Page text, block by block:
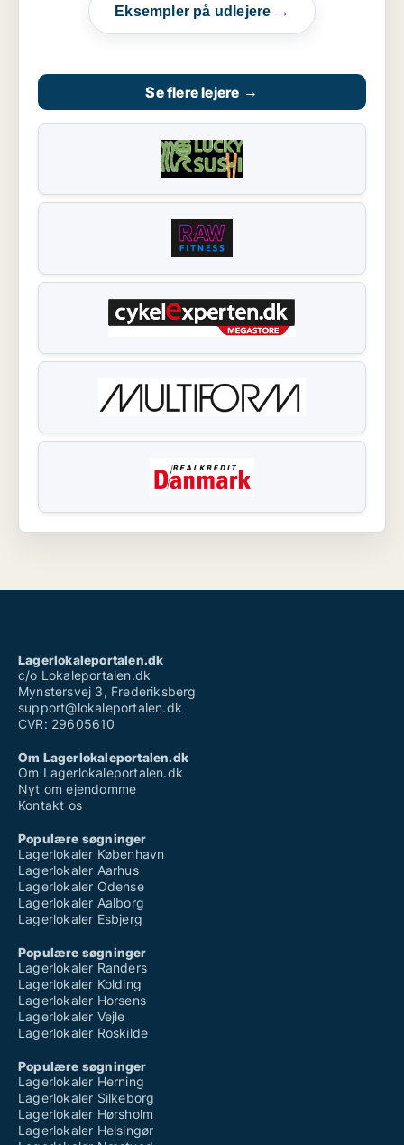
Eksempler på udlejere →
Se flere lejere →
Lagerlokaleportalen.dk
c/o Lokaleportalen.dk
Mynstersvej 3, Frederiksberg
support@lokaleportalen.dk
CVR: 29605610
Om Lagerlokaleportalen.dk
Om Lagerlokaleportalen.dk
Nyt om ejendomme
Kontakt os
Populære søgninger
Lagerlokaler København
Lagerlokaler Aarhus
Lagerlokaler Odense
Lagerlokaler Aalborg
Lagerlokaler Esbjerg
Populære søgninger
Lagerlokaler Randers
Lagerlokaler Kolding
Lagerlokaler Horsens
Lagerlokaler Vejle
Lagerlokaler Roskilde
Populære søgninger
Lagerlokaler Herning
Lagerlokaler Silkeborg
Lagerlokaler Hørsholm
Lagerlokaler Helsingør